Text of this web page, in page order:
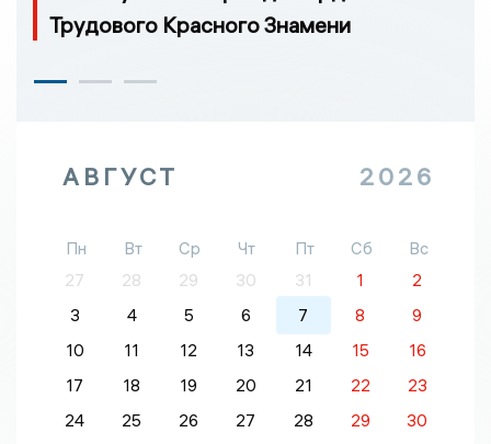
Трудового Красного Знамени
АВГУСТ 2026
Пн Вт Ср Чт Пт Сб
Вс
27
28 29 30 31 1
2
3
4 5 6 7 8
9
10
11 12 13 14 15
16
17
18 19 20 21 22
23
24
25 26 27 28 29
30